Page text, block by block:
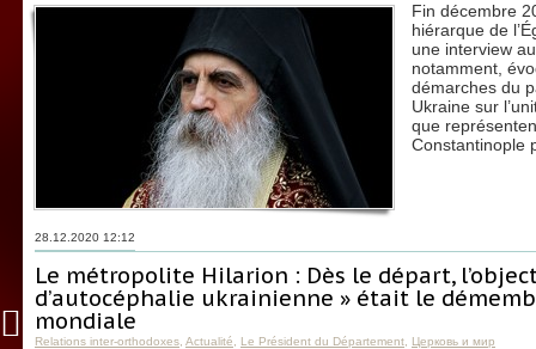
Fin décembre
hiérarque de
une interview
notamment,
démarches du
Ukraine sur
que
Constantinople
28.12.2020 12:12
Le métropolite Hilarion : Dès le départ,
d’autocéphalie ukrainienne » était le
mondiale
Relations inter-orthodoxes Actualité Le Président du Département Церковь и мир